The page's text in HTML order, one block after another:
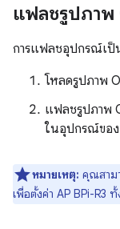
แฟลชรูปภา
การแฟลชอุปกรณ์เป็
โหลดรูปภาพ
แฟลชรูปภาพ
ในอุปกรณ์ของ
หมายเหตุ: คุณสาม
เพื่อตั้งค่า AP BPi-R3